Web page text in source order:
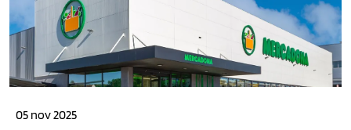
05 nov 2025